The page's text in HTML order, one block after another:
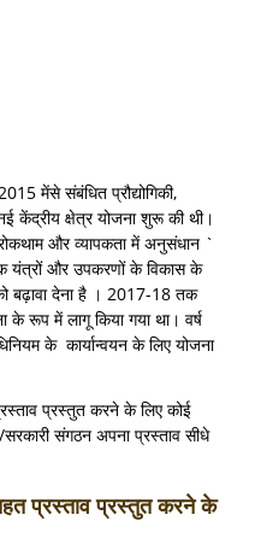
मेंसे संबंधित प्रौद्योगिकी,
केंद्रीय क्षेत्र योजना शुरू की थी।
और व्यापकता में अनुसंधान `
यंत्रों और उपकरणों के विकास के
को बढ़ावा देना है । 2017-18 तक
के रूप में लागू किया गया था। वर्ष
के कार्यान्वयन के लिए योजना
प्रस्तुत करने के लिए कोई
संगठन अपना प्रस्ताव सीधे
प्रस्ताव प्रस्तुत करने के